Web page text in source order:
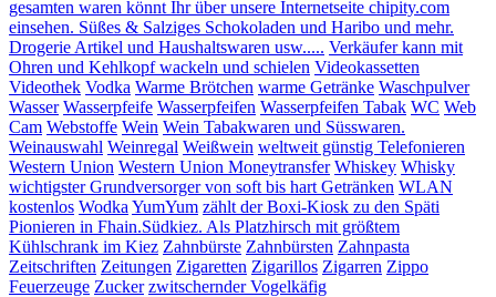
gesamten waren könnt Ihr über unsere Internetseite chipity.com
einsehen. Süßes & Salziges Schokoladen und Haribo und mehr.
Drogerie Artikel und Haushaltswaren usw..... Verkäufer kann mit
Ohren und Kehlkopf wackeln und schielen Videokassetten
Videothek Vodka Warme Brötchen warme Getränke Waschpulver
Wasser Wasserpfeife Wasserpfeifen Wasserpfeifen Tabak WC Web
Cam Webstoffe Wein Wein Tabakwaren und Süsswaren.
Weinauswahl Weinregal Weißwein weltweit günstig Telefonieren
Western Union Western Union Moneytransfer Whiskey Whisky
wichtigster Grundversorger von soft bis hart Getränken WLAN
kostenlos Wodka YumYum zählt der Boxi-Kiosk zu den Späti
Pionieren in Fhain.Südkiez. Als Platzhirsch mit größtem
Kühlschrank im Kiez Zahnbürste Zahnbürsten Zahnpasta
Zeitschriften Zeitungen Zigaretten Zigarillos Zigarren Zippo
Feuerzeuge Zucker zwitschernder Vogelkäfig